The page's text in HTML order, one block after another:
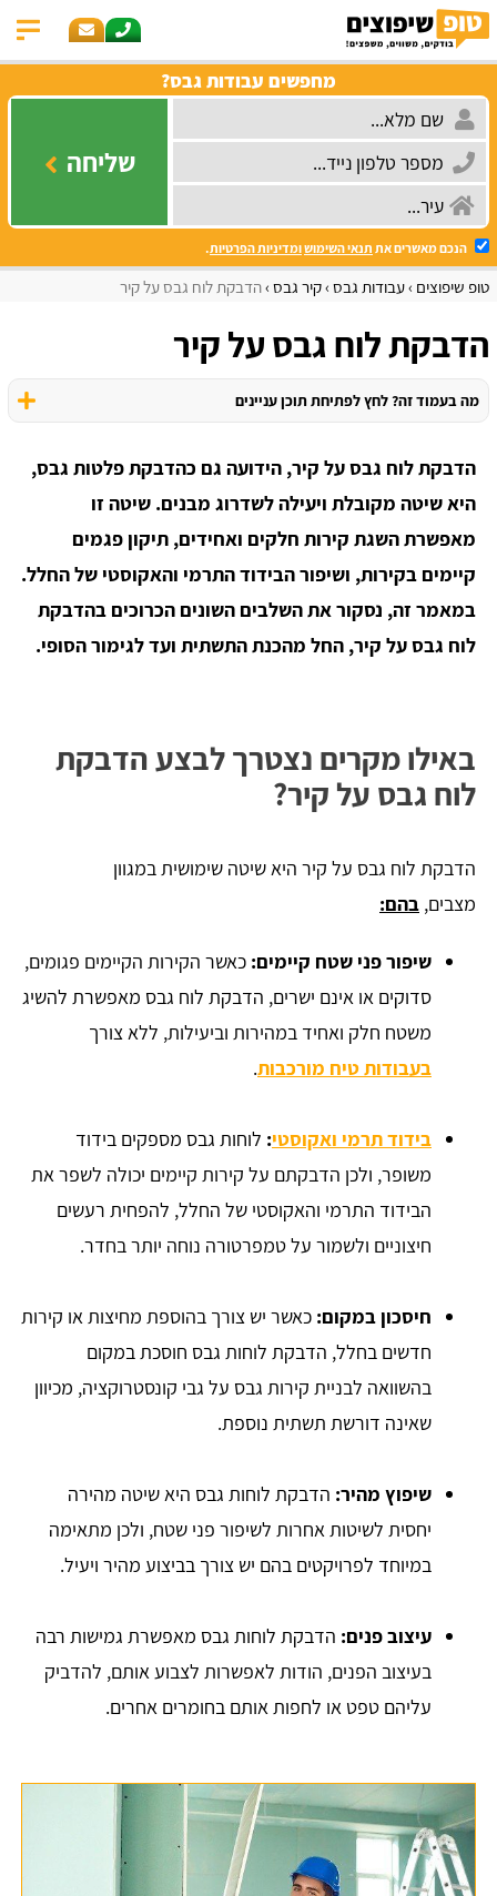
מחפשים עבודות גבס?
שליחה
הנכם מאשרים את תנאי השימושומדיניות הפרטיות.
טופ שיפוצים עבודות גבס קיר גבס הדבקת לוח גבס על קיר
הדבקת לוח גבס על קיר
מה בעמוד זה? לחץ לפתיחת תוכן עניינים
הדבקת לוח גבס על קיר, הידועה גם כהדבקת פלטות גבס,
היא שיטה מקובלת ויעילה לשדרוג מבנים. שיטה זו
מאפשרת השגת קירות חלקים ואחידים, תיקון פגמים
קיימים בקירות, ושיפור הבידוד התרמי והאקוסטי של החלל.
במאמר זה, נסקור את השלבים השונים הכרוכים בהדבקת
לוח גבס על קיר, החל מהכנת התשתית ועד לגימור הסופי.
באילו מקרים נצטרך לבצע הדבקת
לוח גבס על קיר?
הדבקת לוח גבס על קיר היא שיטה שימושית במגוון
מצבים, בהם:
שיפור פני שטח קיימים: כאשר הקירות הקיימים פגומים,
סדוקים או אינם ישרים, הדבקת לוח גבס מאפשרת להשיג
משטח חלק ואחיד במהירות וביעילות, ללא צורך
בעבודות טיח מורכבות.
בידוד תרמי ואקוסטי: לוחות גבס מספקים בידוד
משופר, ולכן הדבקתם על קירות קיימים יכולה לשפר את
הבידוד התרמי והאקוסטי של החלל, להפחית רעשים
חיצוניים ולשמור על טמפרטורה נוחה יותר בחדר.
חיסכון במקום: כאשר יש צורך בהוספת מחיצות או קירות
חדשים בחלל, הדבקת לוחות גבס חוסכת במקום
בהשוואה לבניית קירות גבס על גבי קונסטרוקציה, מכיוון
שאינה דורשת תשתית נוספת.
שיפוץ מהיר: הדבקת לוחות גבס היא שיטה מהירה
יחסית לשיטות אחרות לשיפור פני שטח, ולכן מתאימה
במיוחד לפרויקטים בהם יש צורך בביצוע מהיר ויעיל.
עיצוב פנים: הדבקת לוחות גבס מאפשרת גמישות רבה
בעיצוב הפנים, הודות לאפשרות לצבוע אותם, להדביק
עליהם טפט או לחפות אותם בחומרים אחרים.